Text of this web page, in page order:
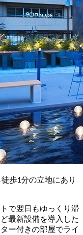
徒歩1分の立地にあり
で翌日もゆっくり滞
最新設備を導入した
ー付きの部屋でライ